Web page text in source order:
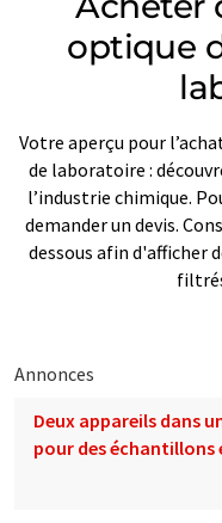
optique
Votre aperçu pour
de laboratoire :
l’industrie chimique.
demander un devis.
dessous afin d'afficher
Annonces
Deux appareils dans
pour des échantillons